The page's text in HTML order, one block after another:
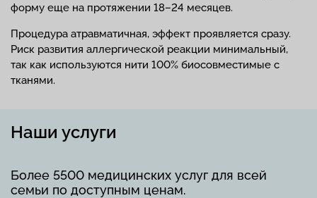
форму еще на протяжении 18–24 месяцев.
Процедура атравматичная, эффект проявляется сразу.
Риск развития аллергической реакции минимальный,
так как используются нити 100% биосовместимые с
тканями.
Наши услуги
Более 5500 медицинских услуг для всей
семьи по доступным ценам.